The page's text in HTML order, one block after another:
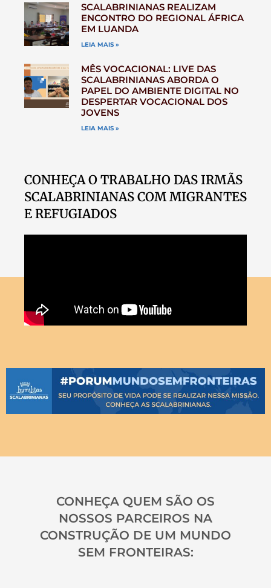
SCALABRINIANAS REALIZAM
ENCONTRO DO REGIONAL ÁFRICA
EM LUANDA
LEIA MAIS »
MÊS VOCACIONAL: LIVE DAS
SCALABRINIANAS ABORDA O
PAPEL DO AMBIENTE DIGITAL NO
DESPERTAR VOCACIONAL DOS
JOVENS
LEIA MAIS »
CONHEÇA O TRABALHO DAS IRMÃS
SCALABRINIANAS COM MIGRANTES
E REFUGIADOS
CONHEÇA QUEM SÃO OS
NOSSOS PARCEIROS NA
CONSTRUÇÃO DE UM MUNDO
SEM FRONTEIRAS: